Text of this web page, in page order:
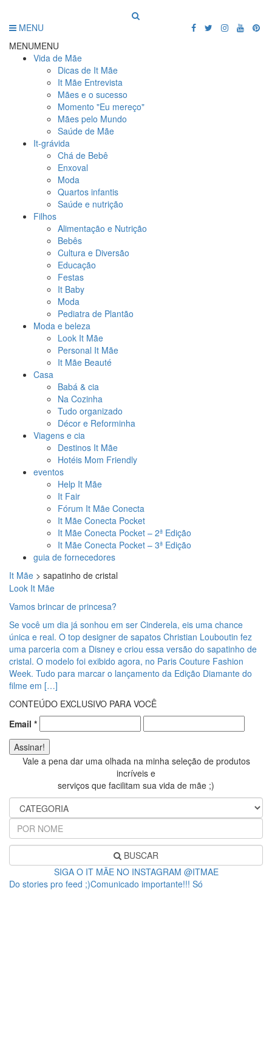
MENU
MENUMENU
Vida de Mãe
Dicas de It Mãe
It Mãe Entrevista
Mães e o sucesso
Momento "Eu mereço"
Mães pelo Mundo
Saúde de Mãe
It-grávida
Chá de Bebê
Enxoval
Moda
Quartos infantis
Saúde e nutrição
Filhos
Alimentação e Nutrição
Bebês
Cultura e Diversão
Educação
Festas
It Baby
Moda
Pediatra de Plantão
Moda e beleza
Look It Mãe
Personal It Mãe
It Mãe Beauté
Casa
Babá & cia
Na Cozinha
Tudo organizado
Décor e Reforminha
Viagens e cia
Destinos It Mãe
Hotéis Mom Friendly
eventos
Help It Mãe
It Fair
Fórum It Mãe Conecta
It Mãe Conecta Pocket
It Mãe Conecta Pocket – 2ª Edição
It Mãe Conecta Pocket – 3ª Edição
guia de fornecedores
It Mãe > sapatinho de cristal
Look It Mãe
Vamos brincar de princesa?
Se você um dia já sonhou em ser Cinderela, eis uma chance
única e real. O top designer de sapatos Christian Louboutin fez
uma parceria com a Disney e criou essa versão do sapatinho de
cristal. O modelo foi exibido agora, no Paris Couture Fashion
Week. Tudo para marcar o lançamento da Edição Diamante do
filme em […]
CONTEÚDO EXCLUSIVO PARA VOCÊ
Email *
Vale a pena dar uma olhada na minha seleção de produtos
incríveis e
serviços que facilitam sua vida de mãe ;)
BUSCAR
SIGA O IT MÃE NO INSTAGRAM @ITMAE
Do stories pro feed ;)Comunicado importante!!! Só